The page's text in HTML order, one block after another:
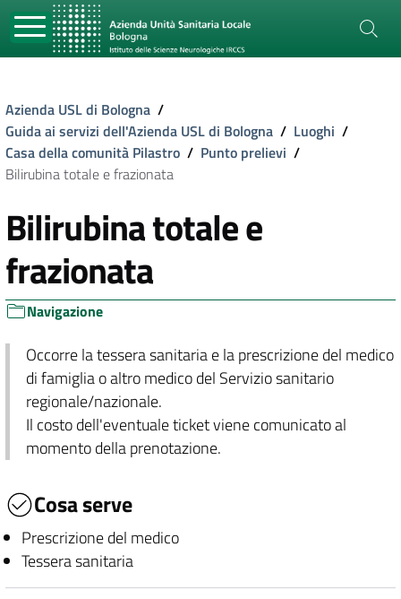
Azienda USL di Bologna /
Guida ai servizi dell'Azienda USL di Bologna / Luoghi /
Casa della comunità Pilastro / Punto prelievi /
Bilirubina totale e frazionata
Bilirubina totale e
frazionata
Navigazione
Occorre la tessera sanitaria e la prescrizione del medico
di famiglia o altro medico del Servizio sanitario
regionale/nazionale.
Il costo dell'eventuale ticket viene comunicato al
momento della prenotazione.
Cosa serve
Prescrizione del medico
Tessera sanitaria